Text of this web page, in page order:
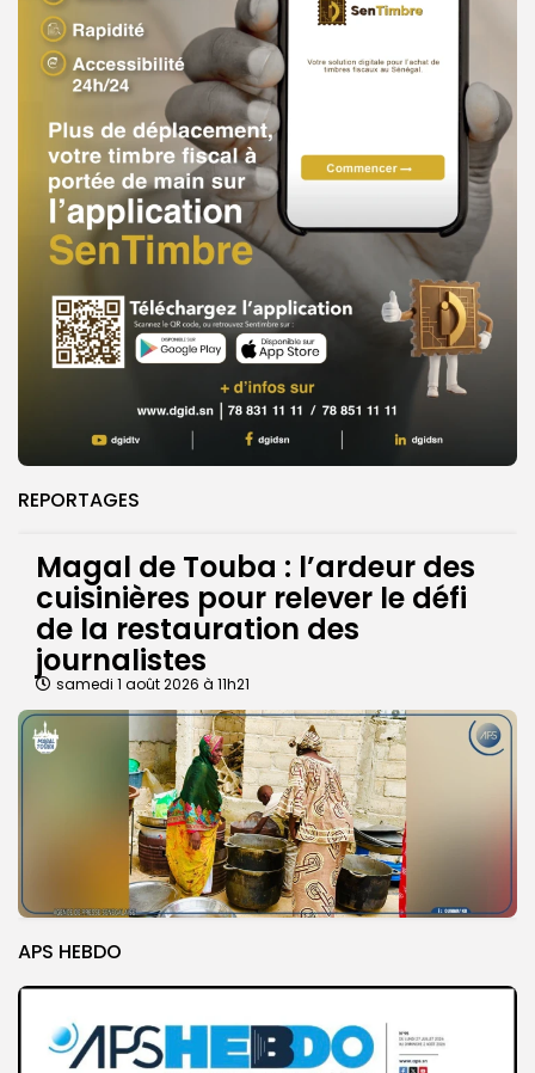
REPORTAGES
Magal de Touba : l’ardeur des
cuisinières pour relever le défi
de la restauration des
journalistes
samedi 1 août 2026 à 11h21
APS HEBDO